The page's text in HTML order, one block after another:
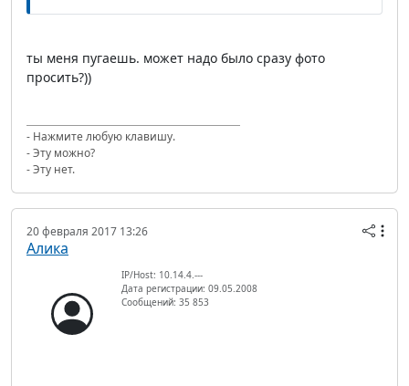
ты меня пугаешь. может надо было сразу фото
просить?))
- Нажмите любую клавишу.
- Эту можно?
- Эту нет.
20 февраля 2017 13:26
Алика
IP/Host: 10.14.4.---
Дата регистрации: 09.05.2008
Сообщений: 35 853